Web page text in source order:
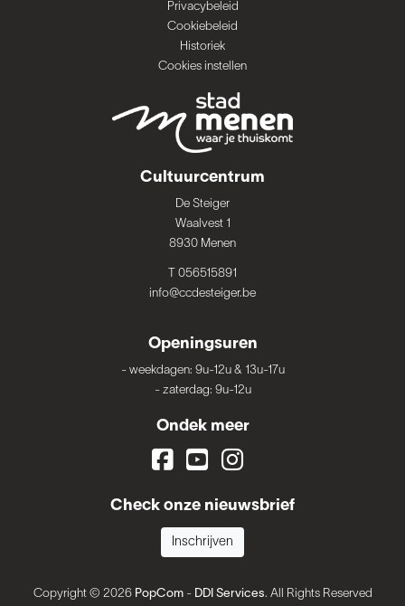
Privacybeleid
Cookiebeleid
Historiek
Cookies instellen
Cultuurcentrum
De Steiger
Waalvest 1
8930 Menen
T 056515891
info@ccdesteiger.be
Openingsuren
- weekdagen: 9u-12u & 13u-17u
- zaterdag: 9u-12u
Ondek meer
Check onze nieuwsbrief
Inschrijven
Copyright © 2026 PopCom- DDI Services. All Rights Reserved